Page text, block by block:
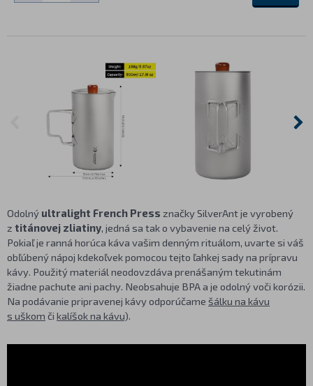
Odolný ultralight French Press značky SilverAnt je vyrobený
z titánovej zliatiny, jedná sa tak o vybavenie na celý život.
Pokiaľ je ranná horúca káva vašim denným rituálom, uvarte si váš
obľúbený nápoj kdekoľvek pomocou tejto ľahkej sady na prípravu
kávy. Použitý materiál neodovzdáva prenášaným tekutinám
žiadne pachute ani pachy. Neobsahuje BPA a je odolný voči korózii.
Na podávanie pripravenej kávy odporúčame šálku na kávu
s uškom či kalíšok na kávu).